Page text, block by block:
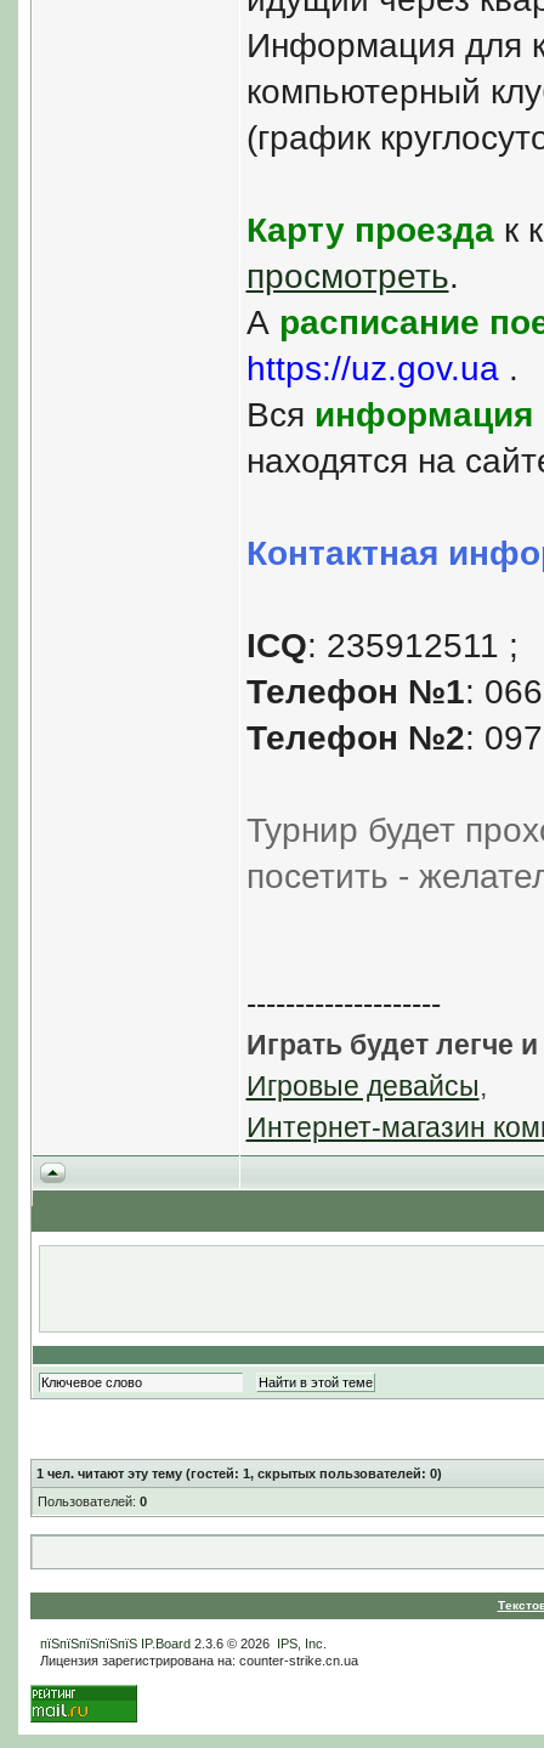
Информация для
компьютерный
(график
Карту проездак
просмотреть.
А расписание
https://uz.gov.ua.
Вся информация
находятся на
Контактная
ICQ: 235912511 ;
Телефон №1:
Телефон №2:
Турнир будет
посетить -
--------------------
Играть будет легче
Игровые девайсы,
Интернет-магазин
1 чел. читают эту тему (гостей: 1, скрытых пользователей: 0)
Пользователей: 0
пїЅпїЅпїЅпїЅпїЅ IP.Board2.3.6 © 2026 IPS, Inc
Лицензия зарегистрирована на: counter-strike.cn.ua